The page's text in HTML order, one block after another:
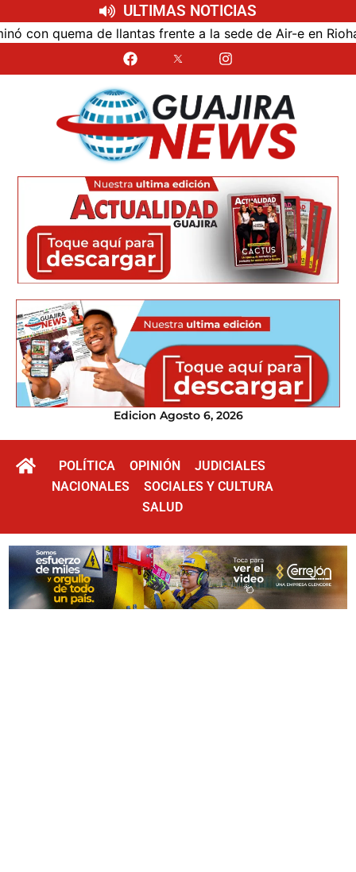
ULTIMAS NOTICIAS
de llantas frente a la sede de Air-e en Riohacha
Edicion Agosto 6, 2026
POLÍTICA OPINIÓN
JUDICIALES
NACIONALES
SOCIALES Y CULTURA
SALUD